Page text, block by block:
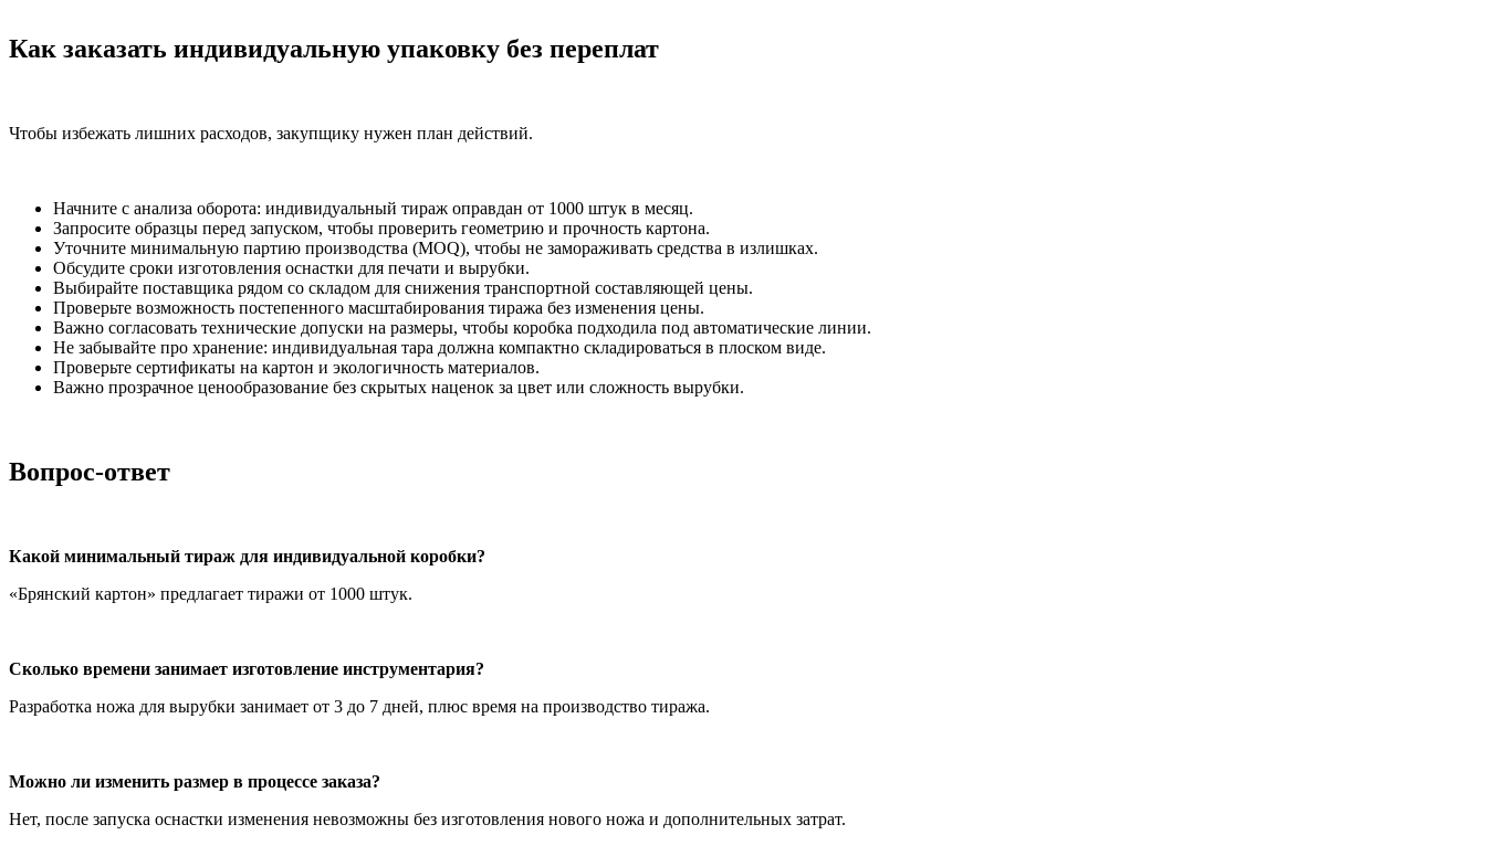
Как заказать индивидуальную упаковку без переплат
Чтобы избежать лишних расходов, закупщику нужен план действий.
Начните с анализа оборота: индивидуальный тираж оправдан от 1000 штук в месяц.
Запросите образцы перед запуском, чтобы проверить геометрию и прочность картона.
Уточните минимальную партию производства (MOQ), чтобы не замораживать средства в излишках.
Обсудите сроки изготовления оснастки для печати и вырубки.
Выбирайте поставщика рядом со складом для снижения транспортной составляющей цены.
Проверьте возможность постепенного масштабирования тиража без изменения цены.
Важно согласовать технические допуски на размеры, чтобы коробка подходила под автоматические линии.
Не забывайте про хранение: индивидуальная тара должна компактно складироваться в плоском виде.
Проверьте сертификаты на картон и экологичность материалов.
Важно прозрачное ценообразование без скрытых наценок за цвет или сложность вырубки.
Вопрос-ответ
Какой минимальный тираж для индивидуальной коробки?
«Брянский картон» предлагает тиражи от 1000 штук.
Сколько времени занимает изготовление инструментария?
Разработка ножа для вырубки занимает от 3 до 7 дней, плюс время на производство тиража.
Можно ли изменить размер в процессе заказа?
Нет, после запуска оснастки изменения невозможны без изготовления нового ножа и дополнительных затрат.